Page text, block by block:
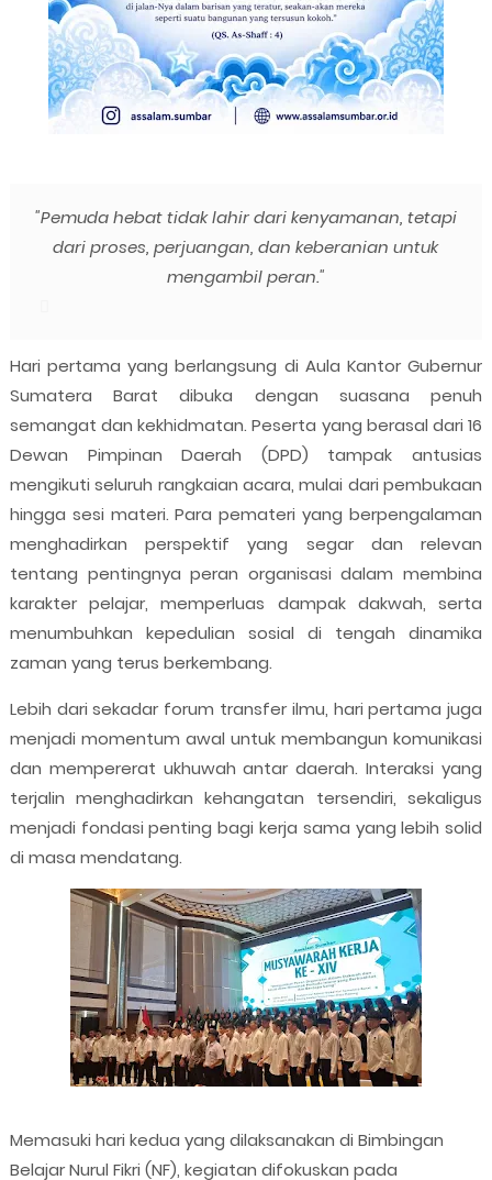
"Pemuda hebat tidak lahir dari kenyamanan, tetapi
dari proses, perjuangan, dan keberanian untuk
mengambil peran."
Hari pertama yang berlangsung di Aula Kantor Gubernur
Sumatera Barat dibuka dengan suasana penuh
semangat dan kekhidmatan. Peserta yang berasal dari 16
Dewan Pimpinan Daerah (DPD) tampak antusias
mengikuti seluruh rangkaian acara, mulai dari pembukaan
hingga sesi materi. Para pemateri yang berpengalaman
menghadirkan perspektif yang segar dan relevan
tentang pentingnya peran organisasi dalam membina
karakter pelajar, memperluas dampak dakwah, serta
menumbuhkan kepedulian sosial di tengah dinamika
zaman yang terus berkembang.
Lebih dari sekadar forum transfer ilmu, hari pertama juga
menjadi momentum awal untuk membangun komunikasi
dan mempererat ukhuwah antar daerah. Interaksi yang
terjalin menghadirkan kehangatan tersendiri, sekaligus
menjadi fondasi penting bagi kerja sama yang lebih solid
di masa mendatang.
Memasuki hari kedua yang dilaksanakan di Bimbingan
Belajar Nurul Fikri (NF), kegiatan difokuskan pada